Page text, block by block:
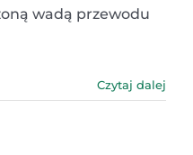
wadą przewodu
Czytaj dalej